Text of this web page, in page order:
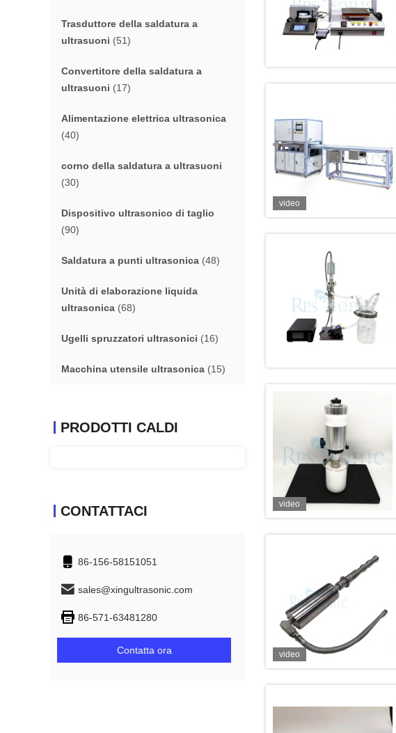
Trasduttore della saldatura a
ultrasuoni (51)
Convertitore della saldatura a
ultrasuoni (17)
Alimentazione elettrica ultrasonica
(40)
corno della saldatura a ultrasuoni
(30)
Dispositivo ultrasonico di taglio
(90)
Saldatura a punti ultrasonica (48)
Unità di elaborazione liquida
ultrasonica (68)
Ugelli spruzzatori ultrasonici (16)
Macchina utensile ultrasonica (15)
PRODOTTI CALDI
CONTATTACI
86-156-58151051
sales@xingultrasonic.com
86-571-63481280
Contatta ora
video
video
video